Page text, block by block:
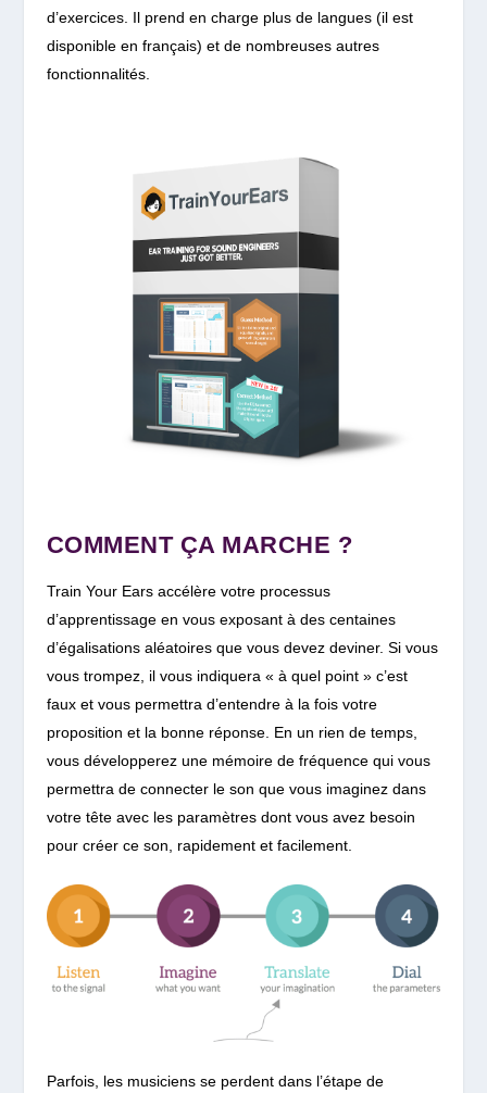
d’exercices. Il prend en charge plus de langues (il est
disponible en français) et de nombreuses autres
fonctionnalités.
COMMENT ÇA MARCHE ?
Train Your Ears accélère votre processus
d’apprentissage en vous exposant à des centaines
d’égalisations aléatoires que vous devez deviner. Si vous
vous trompez, il vous indiquera « à quel point » c’est
faux et vous permettra d’entendre à la fois votre
proposition et la bonne réponse. En un rien de temps,
vous développerez une mémoire de fréquence qui vous
permettra de connecter le son que vous imaginez dans
votre tête avec les paramètres dont vous avez besoin
pour créer ce son, rapidement et facilement.
Parfois, les musiciens se perdent dans l’étape de